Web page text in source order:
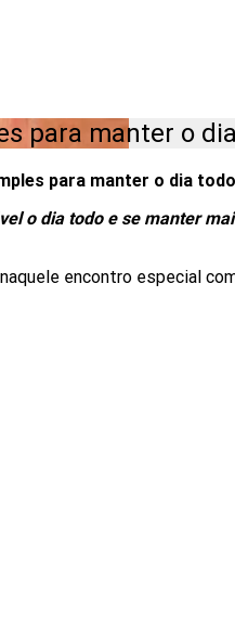
para manter o
para manter o dia
o dia todo e se manter
encontro especial